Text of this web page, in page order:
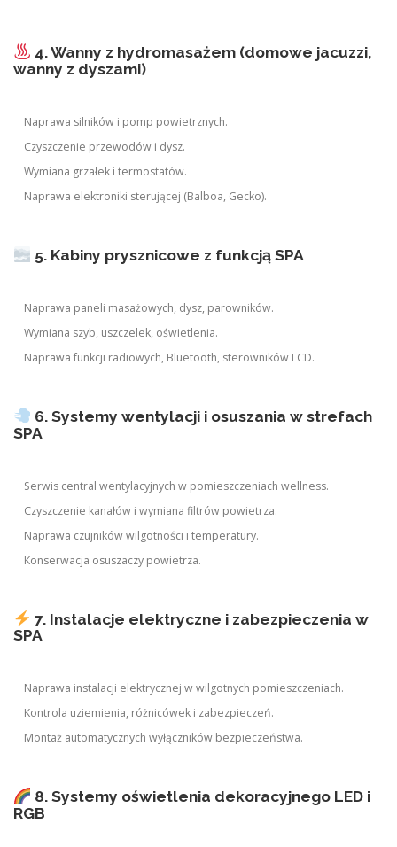
4. Wanny z hydromasażem (domowe jacuzzi,
wanny z dyszami)
Naprawa silników i pomp powietrznych.
Czyszczenie przewodów i dysz.
Wymiana grzałek i termostatów.
Naprawa elektroniki sterującej (Balboa, Gecko).
5. Kabiny prysznicowe z funkcją SPA
Naprawa paneli masażowych, dysz, parowników.
Wymiana szyb, uszczelek, oświetlenia.
Naprawa funkcji radiowych, Bluetooth, sterowników LCD.
6. Systemy wentylacji i osuszania w strefach
SPA
Serwis central wentylacyjnych w pomieszczeniach wellness.
Czyszczenie kanałów i wymiana filtrów powietrza.
Naprawa czujników wilgotności i temperatury.
Konserwacja osuszaczy powietrza.
7. Instalacje elektryczne i zabezpieczenia w
SPA
Naprawa instalacji elektrycznej w wilgotnych pomieszczeniach.
Kontrola uziemienia, różnicówek i zabezpieczeń.
Montaż automatycznych wyłączników bezpieczeństwa.
8. Systemy oświetlenia dekoracyjnego LED i
RGB